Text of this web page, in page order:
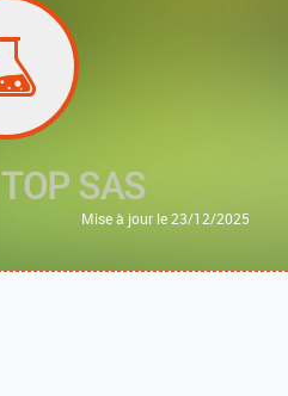
TOP SAS
Mise à jour le 23/12/2025